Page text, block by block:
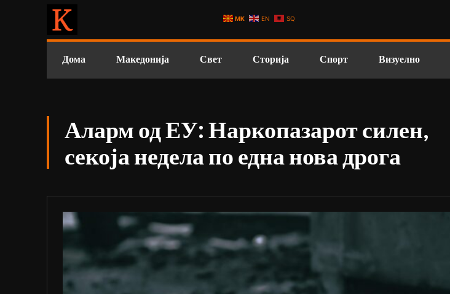
Дома Македонија Свет Сторија Спорт Визуелно
Аларм од ЕУ: Наркопазарот силен,
секоја недела по една нова дрога
MK EN SQ